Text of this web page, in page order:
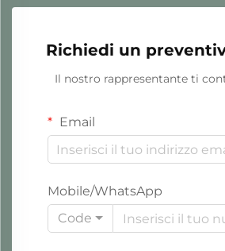
Richiedi un
Il nostro rappresentante ti
Email
Mobile/WhatsApp
Code